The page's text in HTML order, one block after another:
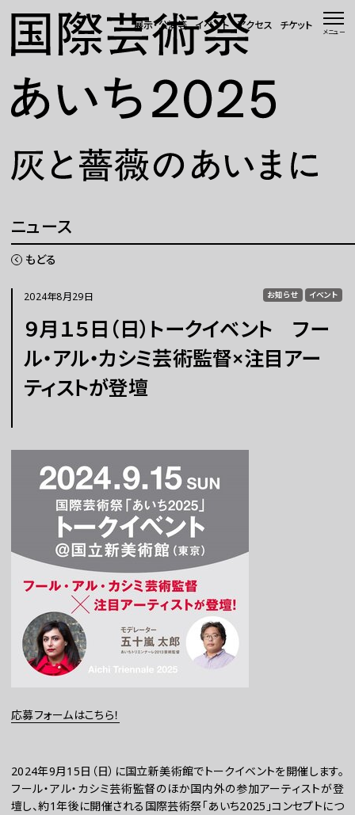
展示・公演等 イベント アクセス チケット メニュー
ニュース 一覧
WEBマガジン
展示・公演等
イベント
国際芸術祭「あいち」とは
チケット
さらに楽しむ
WEBマガジン
ニュース
もどる
2024年8月29日 お知らせ イベント
９月１５日（日）トークイベント フー
ル・アル・カシミ芸術監督×注目アー
ティストが登壇
応募フォームはこちら！
2024年9月15日（日）に国立新美術館でトークイベントを開催します。
フール・アル・カシミ芸術監督のほか国内外の参加アーティストが登
壇し、約1年後に開催される国際芸術祭「あいち2025」コンセプトにつ